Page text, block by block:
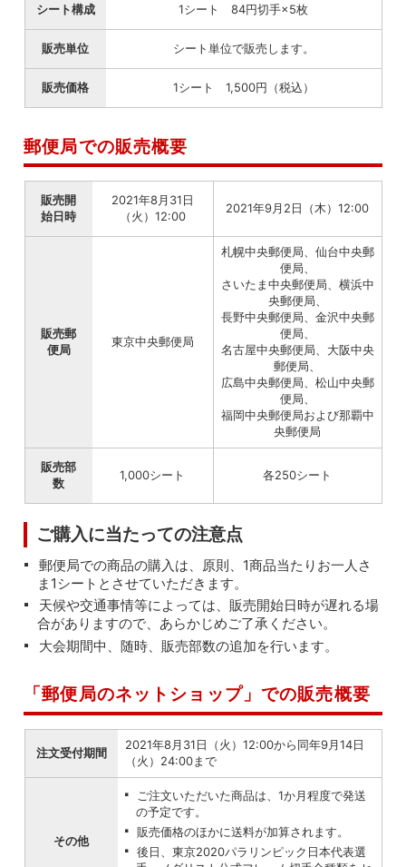
シート構成 1シート 84円切手×5枚
販売単位 シート単位で販売します。
販売価格 1シート 1,500円（税込）
郵便局での販売概要
販売開
始日時
2021年8月31日
（火）12:00
2021年9月2日（木）12:00
販売郵
便局
東京中央郵便局
札幌中央郵便局、仙台中央郵
便局、
さいたま中央郵便局、横浜中
央郵便局、
長野中央郵便局、金沢中央郵
便局、
名古屋中央郵便局、大阪中央
郵便局、
広島中央郵便局、松山中央郵
便局、
福岡中央郵便局および那覇中
央郵便局
販売部
数
1,000シート 各250シート
ご購入に当たっての注意点
郵便局での商品の購入は、原則、1商品当たりお一人さ
ま1シートとさせていただきます。
天候や交通事情等によっては、販売開始日時が遅れる場
合がありますので、あらかじめご了承ください。
大会期間中、随時、販売部数の追加を行います。
「郵便局のネットショップ」での販売概要
注文受付期間
2021年8月31日（火）12:00から同年9月14日
（火）24:00まで
その他
ご注文いただいた商品は、1か月程度で発送
の予定です。
販売価格のほかに送料が加算されます。
後日、東京2020パラリンピック日本代表選